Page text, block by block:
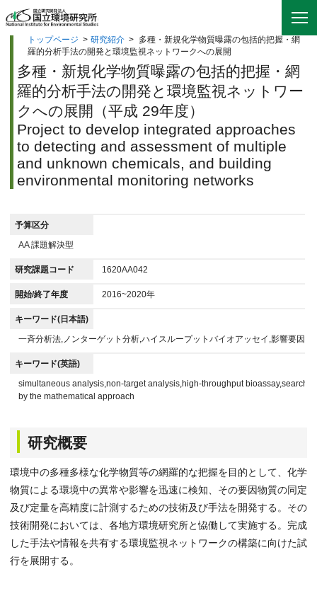
トップページ > 研究紹介 > 多種・新規化学物質曝露の包括的把握・網
羅的分析手法の開発と環境監視ネットワークへの展開
多種・新規化学物質曝露の包括的把握・網
羅的分析手法の開発と環境監視ネットワー
クへの展開（平成 29年度）
Project to develop integrated approaches
to detecting and assessment of multiple
and unknown chemicals, and building
environmental monitoring networks
予算区分
AA 課題解決型
研究課題コード 1620AA042
開始/終了年度 2016~2020年
キーワード(日本語)
一斉分析法,ノンターゲット分析,ハイスループットバイオアッセイ,影響要因探
キーワード(英語)
simultaneous analysis,non-target analysis,high-throughput bioassay,search
by the mathematical approach
研究概要
環境中の多種多様な化学物質等の網羅的な把握を目的として、化学
物質による環境中の異常や影響を迅速に検知、その要因物質の同定
及び定量を高精度に計測するための技術及び手法を開発する。その
技術開発においては、各地方環境研究所と恊働して実施する。完成
した手法や情報を共有する環境監視ネットワークの構築に向けた試
行を展開する。